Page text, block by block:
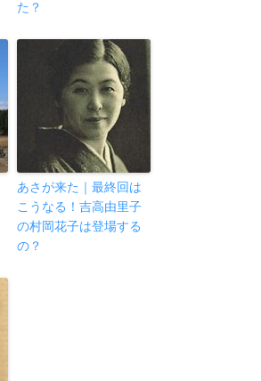
た？
あさが来た｜最終回は
こうなる！吉高由里子
の村岡花子は登場する
の？